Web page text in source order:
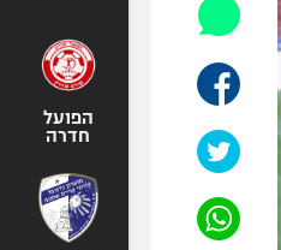
הפועל
חדרה